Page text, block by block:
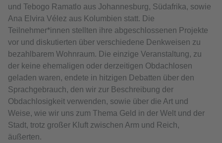
und Tebogo Ramatlo aus Johannesburg, Südafrika, sowie
Ana Elvira Vélez aus Kolumbien statt. Die
Teilnehmer*innen stellten ihre abgeschlossenen Projekte
vor und diskutierten über verschiedene Denkweisen zu
bezahlbarem Wohnraum. Die einzige Veranstaltung, zu
der keine ehemaligen oder derzeitigen Obdachlosen
geladen waren, endete in hitzigen Debatten über den
Sprachgebrauch, den wir zur Beschreibung der
Obdachlosigkeit verwenden, sowie über die Art und
Weise, wie wir uns zum Thema Geld in der Welt und der
Stadt, trotz großer Kluft zwischen Arm und Reich,
äußerten.